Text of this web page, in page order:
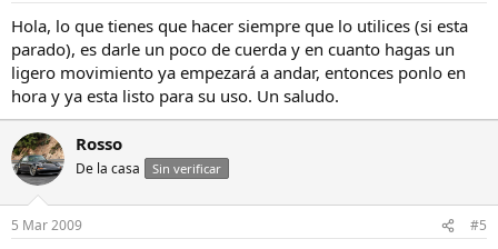
Hola, lo que tienes que hacer siempre que lo utilices (si esta
parado), es darle un poco de cuerda y en cuanto hagas un
ligero movimiento ya empezará a andar, entonces ponlo en
hora y ya esta listo para su uso. Un saludo.
Rosso
De la casa Sin verificar
5 Mar 2009 #5